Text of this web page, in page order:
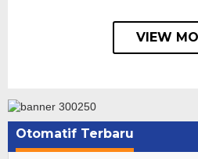
VIEW
Otomatif Terbaru